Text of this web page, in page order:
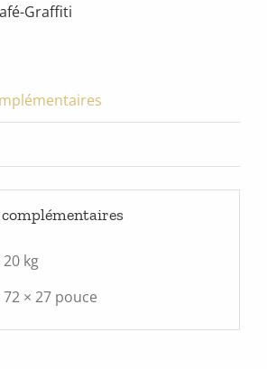
Graffiti
20 kg
72 × 27 pouce